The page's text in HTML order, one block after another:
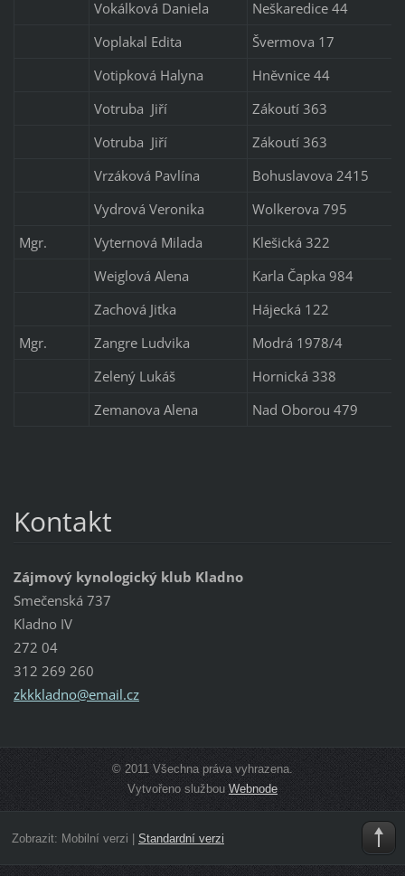
Vokálková Daniela
Neškaredice 44
Voplakal Edita
Švermova 17
Votipková Halyna
Hněvnice 44
Votruba Jiří
Zákoutí 363
Votruba Jiří
Zákoutí 363
Vrzáková Pavlína
Bohuslavova 2415
Vydrová Veronika
Wolkerova 795
Mgr.
Vyternová Milada
Klešická 322
Weiglová Alena
Karla Čapka 984
Zachová Jitka
Hájecká 122
Mgr.
Zangre Ludvika
Modrá 1978/4
Zelený Lukáš
Hornická 338
Zemanova Alena
Nad Oborou 479
Kontakt
Zájmový kynologický klub Kladno
Smečenská 737
Kladno IV
272 04
312 269 260
zkkkladno@email.cz
© 2011 Všechna práva vyhrazena.
Vytvořeno službou Webnode
Zobrazit: Mobilní verzi Standardní verzi